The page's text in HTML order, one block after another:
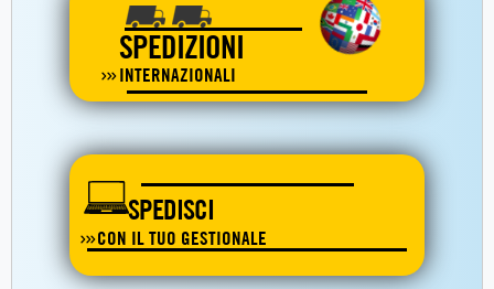
SPEDIZIONI
INTERNAZIONALI
SPEDISCI
CON IL TUO GESTIONALE